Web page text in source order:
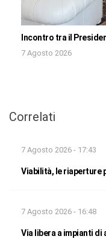
Incontro tra il
7 Agosto 2026
Correlati
7 Agosto 2026 - 17:43
Viabilità, le riaperture
7 Agosto 2026 - 16:48
Via libera a impianti di